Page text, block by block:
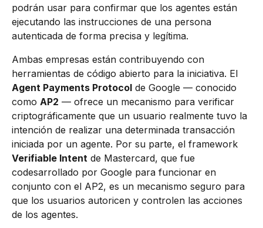
podrán usar para confirmar que los agentes están
ejecutando las instrucciones de una persona
autenticada de forma precisa y legítima.
Ambas empresas están contribuyendo con
herramientas de código abierto para la iniciativa. El
Agent Payments Protocol de Google — conocido
como AP2 — ofrece un mecanismo para verificar
criptográficamente que un usuario realmente tuvo la
intención de realizar una determinada transacción
iniciada por un agente. Por su parte, el framework
Verifiable Intent de Mastercard, que fue
codesarrollado por Google para funcionar en
conjunto con el AP2, es un mecanismo seguro para
que los usuarios autoricen y controlen las acciones
de los agentes.